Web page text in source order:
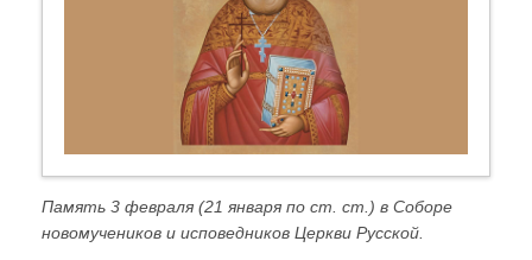
Память 3 февраля (21 января по ст. ст.) в Соборе
новомучеников и исповедников Церкви Русской.